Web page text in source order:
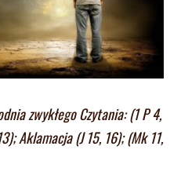
zwykłego Czytania: (1 P 4,
Aklamacja (J 15, 16); (Mk 11,